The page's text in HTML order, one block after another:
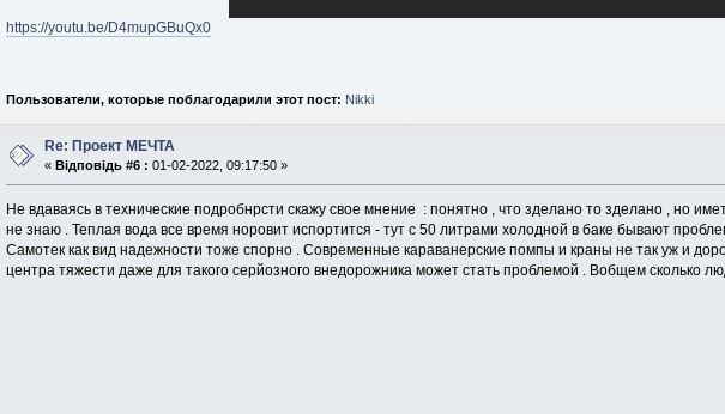
https://youtu.be/D4mupGBuQx0
Пользователи, которые поблагодарили этот пост: Nikki
Re: Проект МЕЧТА
« Відповідь #6 : 01-02-2022, 09:17:50 »
Не вдаваясь в технические подробнрсти скажу свое мнение : понятно , что зделано то зделано , но
не знаю . Теплая вода все время норовит испортится - тут с 50 литрами холодной в баке бывают
Самотек как вид надежности тоже спорно . Современные караванерские помпы и краны не так уж и
центра тяжести даже для такого серйозного внедорожника может стать проблемой . Вобщем сколько